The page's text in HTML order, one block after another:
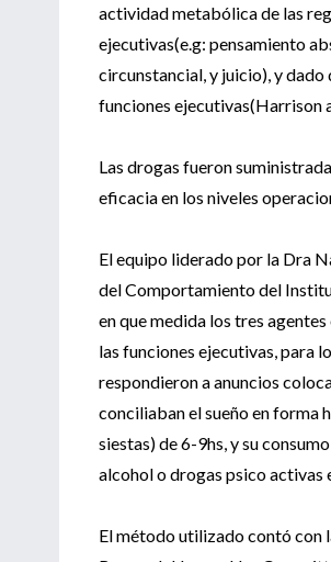
actividad metabólica de las
ejecutivas(e.g: pensamiento
circunstancial, y juicio), y dado
funciones ejecutivas(Harrison
Las drogas fueron
eficacia en los niveles
El equipo liderado por la Dra
del Comportamiento del
en que medida los tres
las funciones ejecutivas, para
respondieron a anuncios
conciliaban el sueño en forma
siestas) de 6-9hs, y su
alcohol o drogas psico activas
El método utilizado contó con